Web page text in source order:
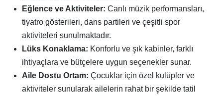
Eğlence ve Aktiviteler: Canlı müzik performansları,
tiyatro gösterileri, dans partileri ve çeşitli spor
aktiviteleri sunulmaktadır.
Lüks Konaklama: Konforlu ve şık kabinler, farklı
ihtiyaçlara ve bütçelere uygun seçenekler sunar.
Aile Dostu Ortam: Çocuklar için özel kulüpler ve
aktiviteler sunularak ailelerin rahat bir şekilde tatil